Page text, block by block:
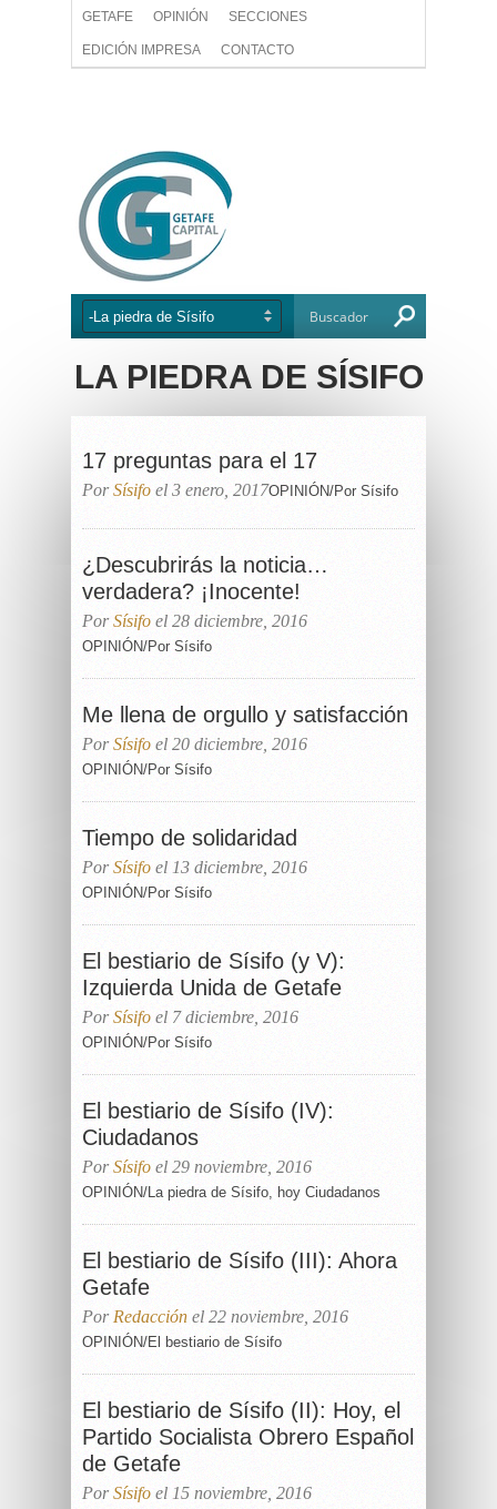
GETAFE OPINIÓN SECCIONES
EDICIÓN IMPRESA CONTACTO
LA PIEDRA DE SÍSIFO
17 preguntas para el 17
PorSísifo el 3 enero, 2017OPINIÓN/Por Sísifo
¿Descubrirás la noticia…
verdadera? ¡Inocente!
PorSísifo el 28 diciembre, 2016
OPINIÓN/Por Sísifo
Me llena de orgullo y satisfacción
PorSísifo el 20 diciembre, 2016
OPINIÓN/Por Sísifo
Tiempo de solidaridad
PorSísifo el 13 diciembre, 2016
OPINIÓN/Por Sísifo
El bestiario de Sísifo (y V):
Izquierda Unida de Getafe
PorSísifo el 7 diciembre, 2016
OPINIÓN/Por Sísifo
El bestiario de Sísifo (IV):
Ciudadanos
PorSísifo el 29 noviembre, 2016
OPINIÓN/La piedra de Sísifo, hoy Ciudadanos
El bestiario de Sísifo (III): Ahora
Getafe
Por Redacción el 22 noviembre, 2016
OPINIÓN/El bestiario de Sísifo
El bestiario de Sísifo (II): Hoy, el
Partido Socialista Obrero Español
de Getafe
PorSísifo el 15 noviembre, 2016